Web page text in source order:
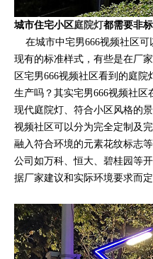
城市住宅小区庭院灯都需要非
在城市中宅男666视频社区可
现有的标准样式，有些是在厂
区宅男666视频社区看到的庭
生产吗？其实宅男666视频社
现代庭院灯、符合小区风格的
视频社区可以分为完全定制及
融入符合环境的元素花纹标志
公司如万科、恒大、碧桂园等
据厂家建议和实际环境要求而定